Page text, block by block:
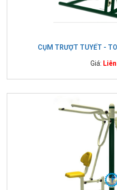
CỤM TRƯỢT TUYẾT -
Giá: